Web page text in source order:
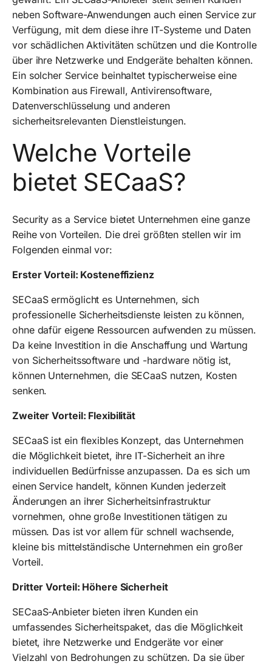
neben Software-Anwendungen auch einen Service zur
Verfügung, mit dem diese ihre IT-Systeme und Daten
vor schädlichen Aktivitäten schützen und die Kontrolle
über ihre Netzwerke und Endgeräte behalten können.
Ein solcher Service beinhaltet typischerweise eine
Kombination aus Firewall, Antivirensoftware,
Datenverschlüsselung und anderen
sicherheitsrelevanten Dienstleistungen.
Welche Vorteile
bietet SECaaS?
Security as a Service bietet Unternehmen eine ganze
Reihe von Vorteilen. Die drei größten stellen wir im
Folgenden einmal vor:
Erster Vorteil: Kosteneffizienz
SECaaS ermöglicht es Unternehmen, sich
professionelle Sicherheitsdienste leisten zu können,
ohne dafür eigene Ressourcen aufwenden zu müssen.
Da keine Investition in die Anschaffung und Wartung
von Sicherheitssoftware und -hardware nötig ist,
können Unternehmen, die SECaaS nutzen, Kosten
senken.
Zweiter Vorteil: Flexibilität
SECaaS ist ein flexibles Konzept, das Unternehmen
die Möglichkeit bietet, ihre IT-Sicherheit an ihre
individuellen Bedürfnisse anzupassen. Da es sich um
einen Service handelt, können Kunden jederzeit
Änderungen an ihrer Sicherheitsinfrastruktur
vornehmen, ohne große Investitionen tätigen zu
müssen. Das ist vor allem für schnell wachsende,
kleine bis mittelständische Unternehmen ein großer
Vorteil.
Dritter Vorteil: Höhere Sicherheit
SECaaS-Anbieter bieten ihren Kunden ein
umfassendes Sicherheitspaket, das die Möglichkeit
bietet, ihre Netzwerke und Endgeräte vor einer
Vielzahl von Bedrohungen zu schützen. Da sie über